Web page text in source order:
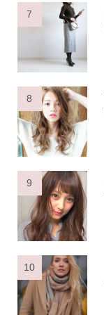
7
8
9
10